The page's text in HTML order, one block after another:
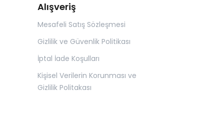
Alışveriş
Mesafeli Satış Sözleşmesi
Gizlilik ve Güvenlik Politikası
İptal İade Koşulları
Kişisel Verilerin Korunması ve
Gizlilik Politakası